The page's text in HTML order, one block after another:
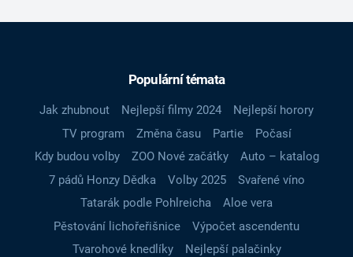
Populární témata
Jak zhubnout Nejlepší filmy 2024
Nejlepší horory
TV program
Změna času Partie
Počasí
Kdy budou volby
ZOO Nové začátky
Auto – katalog
7 pádů Honzy Dědka
Volby 2025
Svařené víno
Tatarák podle Pohlreicha
Aloe vera
Pěstování lichořeřišnice
Výpočet ascendentu
Tvarohové knedlíky
Nejlepší palačinky